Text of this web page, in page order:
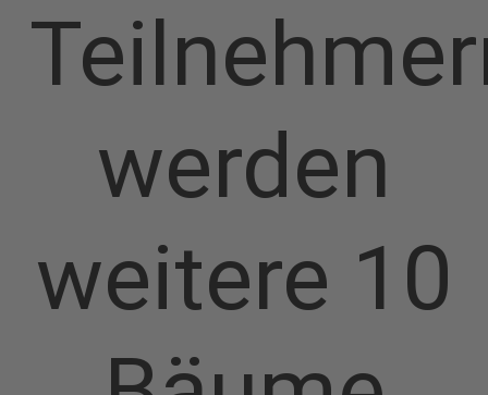
werden
weitere 10